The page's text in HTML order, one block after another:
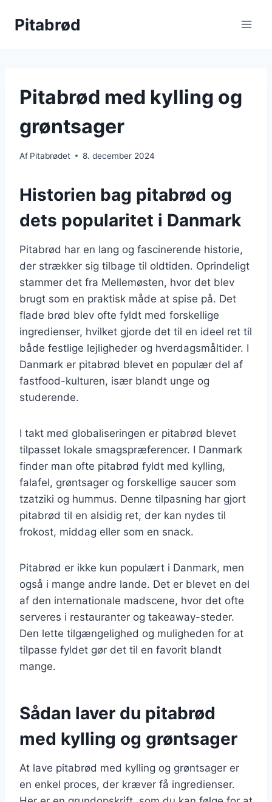
Pitabrød
Pitabrød med kylling og
grøntsager
Af Pitabrødet 8. december 2024
Historien bag pitabrød og
dets popularitet i Danmark
Pitabrød har en lang og fascinerende historie,
der strækker sig tilbage til oldtiden. Oprindeligt
stammer det fra Mellemøsten, hvor det blev
brugt som en praktisk måde at spise på. Det
flade brød blev ofte fyldt med forskellige
ingredienser, hvilket gjorde det til en ideel ret til
både festlige lejligheder og hverdagsmåltider. I
Danmark er pitabrød blevet en populær del af
fastfood-kulturen, især blandt unge og
studerende.
I takt med globaliseringen er pitabrød blevet
tilpasset lokale smagspræferencer. I Danmark
finder man ofte pitabrød fyldt med kylling,
falafel, grøntsager og forskellige saucer som
tzatziki og hummus. Denne tilpasning har gjort
pitabrød til en alsidig ret, der kan nydes til
frokost, middag eller som en snack.
Pitabrød er ikke kun populært i Danmark, men
også i mange andre lande. Det er blevet en del
af den internationale madscene, hvor det ofte
serveres i restauranter og takeaway-steder.
Den lette tilgængelighed og muligheden for at
tilpasse fyldet gør det til en favorit blandt
mange.
Sådan laver du pitabrød
med kylling og grøntsager
At lave pitabrød med kylling og grøntsager er
en enkel proces, der kræver få ingredienser.